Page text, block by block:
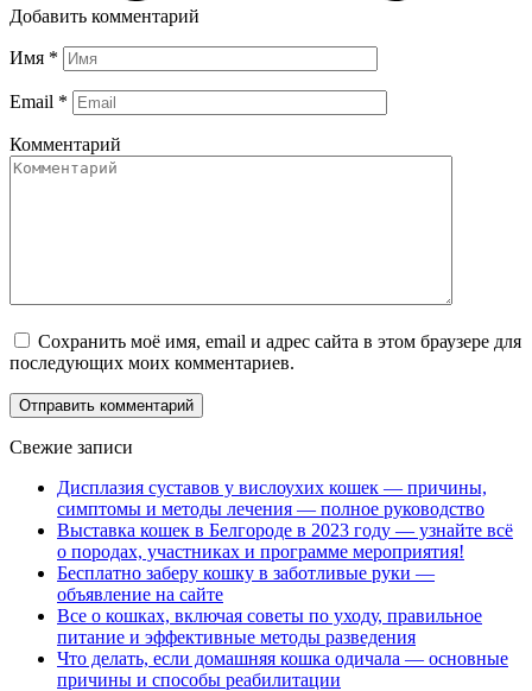
Добавить комментарий
Имя *
Email *
Комментарий
Сохранить моё имя, email и адрес сайта в этом браузере для
последующих моих комментариев.
Свежие записи
Дисплазия суставов у вислоухих кошек — причины,
симптомы и методы лечения — полное руководство
Выставка кошек в Белгороде в 2023 году — узнайте всё
о породах, участниках и программе мероприятия!
Бесплатно заберу кошку в заботливые руки —
объявление на сайте
Все о кошках, включая советы по уходу, правильное
питание и эффективные методы разведения
Что делать, если домашняя кошка одичала — основные
причины и способы реабилитации